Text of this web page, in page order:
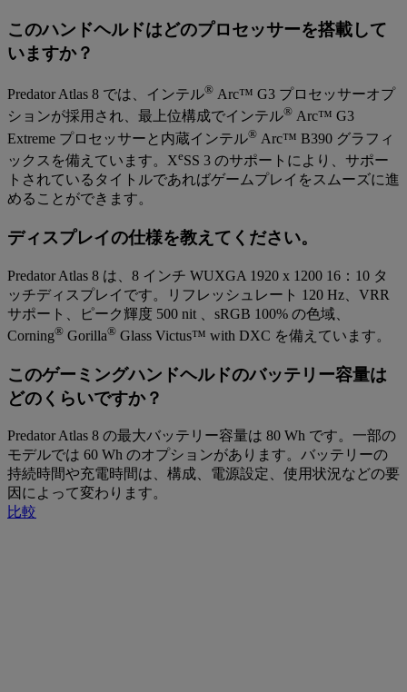
このハンドヘルドはどのプロセッサーを搭載して
いますか？
Predator Atlas 8 では、インテル® Arc™ G3 プロセッサーオプ
ションが採用され、最上位構成でインテル® Arc™ G3
Extreme プロセッサーと内蔵インテル® Arc™ B390 グラフィ
ックスを備えています。XeSS 3 のサポートにより、サポー
トされているタイトルであればゲームプレイをスムーズに進
めることができます。
ディスプレイの仕様を教えてください。
Predator Atlas 8 は、8 インチ WUXGA 1920 x 1200 16：10 タ
ッチディスプレイです。リフレッシュレート 120 Hz、VRR
サポート、ピーク輝度 500 nit 、sRGB 100% の色域、
Corning® Gorilla® Glass Victus™ with DXC を備えています。
このゲーミングハンドヘルドのバッテリー容量は
どのくらいですか？
Predator Atlas 8 の最大バッテリー容量は 80 Wh です。一部の
モデルでは 60 Wh のオプションがあります。バッテリーの
持続時間や充電時間は、構成、電源設定、使用状況などの要
因によって変わります。
比較